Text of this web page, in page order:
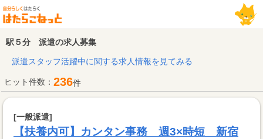
駅５分 派遣の求人募集
派遣スタッフ活躍中に関する求人情報を見てみる
ヒット件数： 236件
[一般派遣]
【扶養内可】カンタン事務 週3×時短 新宿